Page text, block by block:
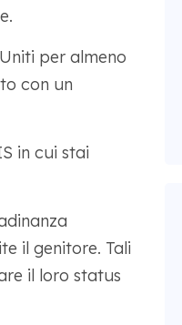
per almeno
con un
in cui stai
il genitore. Tali
il loro status